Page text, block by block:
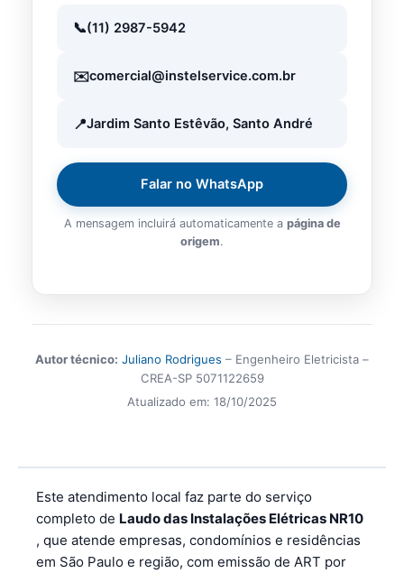
(11) 2987-5942
comercial@instelservice.com.br
Jardim Santo Estêvão, Santo André
Falar no WhatsApp
A mensagem incluirá automaticamente a página de
origem.
Autor técnico: Juliano Rodrigues – Engenheiro Eletricista –
CREA-SP 5071122659
Atualizado em: 18/10/2025
Este atendimento local faz parte do serviço
completo de Laudo das Instalações Elétricas NR10
, que atende empresas, condomínios e residências
em São Paulo e região, com emissão de ART por